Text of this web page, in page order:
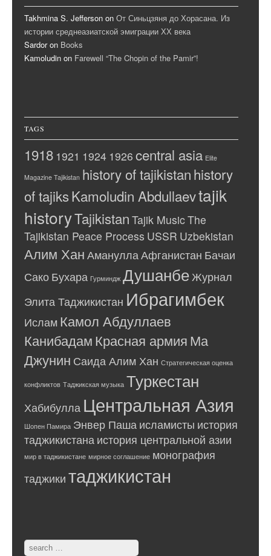
Takhmina S. Jefferson on От Синьцзяня до Хорасана. Из
истории среднеазиатской эмиграции ХХ века
Sardoron Books
Kamoludin on Farewell “The Chopin of the Pamir”!
TAGS
1918 1921 1924 1926 central asia Elite
Magazine Tajikistan history of tajikistanhistory
of tajiksKamoludin Abdullaevtajik
historyTajikistan Tajik MusicThe
Tajikistan Peace Process USSR Uzbekistan
Алим Хан Аманулла Афганистан Бачаи
Сако Бухара Гурминдж Душанбе Журнал
Элита Таджикистан Ибрагимбек
Ислам Камол Абдуллаев
КанибадамКрасная армияМа
Джунин Саида Алим Хан Стратегическая оценка
конфликтов Таджикская музыка Туркестан
Хабибулла Центральная Азия
Шопен Памира Энвер Паша исламисты история
таджикистана история центральной азии
мир в таджикистане мирное соглашение монография
таджики таджикистан
Search